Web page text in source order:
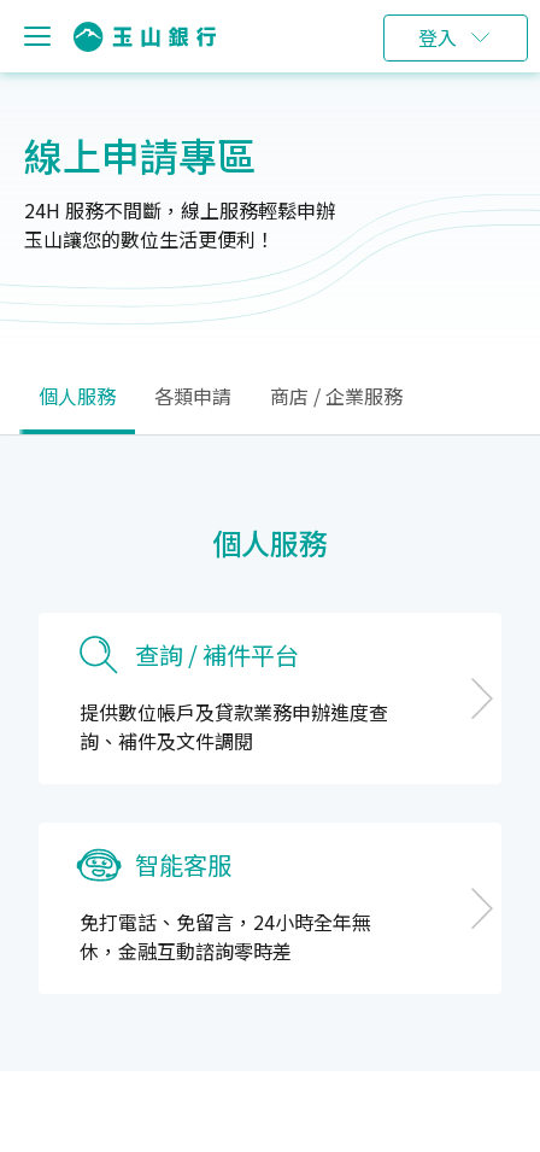
登入
線上申請專區
24H 服務不間斷，線上服務輕鬆申辦
玉山讓您的數位生活更便利！
個人服務 各類申請 商店 / 企業服務
個人服務
查詢 / 補件平台
提供數位帳戶及貸款業務申辦進度查
詢、補件及文件調閱
智能客服
免打電話、免留言，24小時全年無
休，金融互動諮詢零時差